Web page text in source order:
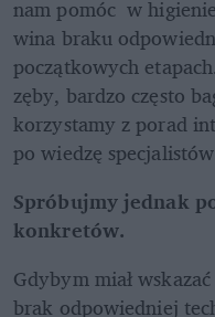
nam pomóc  w
wina braku
początkowych
zęby, bardzo często
korzystamy z porad
po wiedzę
Spróbujmy jednak
konkretów.
Gdybym miał
brak odpowiedniej